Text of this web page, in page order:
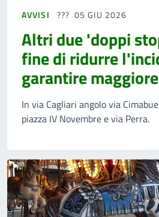
AVVISI 05 GIU 2026
Altri due 'doppi
fine di ridurre
garantire
In via Cagliari angolo via
piazza IV Novembre e via Perra.